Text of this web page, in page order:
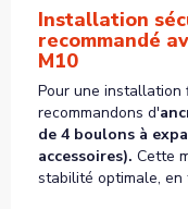
Installation
recommandé
M10
Pour une installation
recommandons d'
de 4 boulons à
accessoires). Cette
stabilité optimale,